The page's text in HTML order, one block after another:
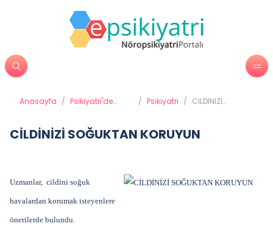
Anasayfa / Psikiyatri'de
/ Psikiyatri / CİLDİNİZİ
CİLDİNİZİ SOĞUKTAN KORUYUN
Uzmanlar, cildini soğuk
havalardan korumak isteyenlere
önerilerde bulundu.